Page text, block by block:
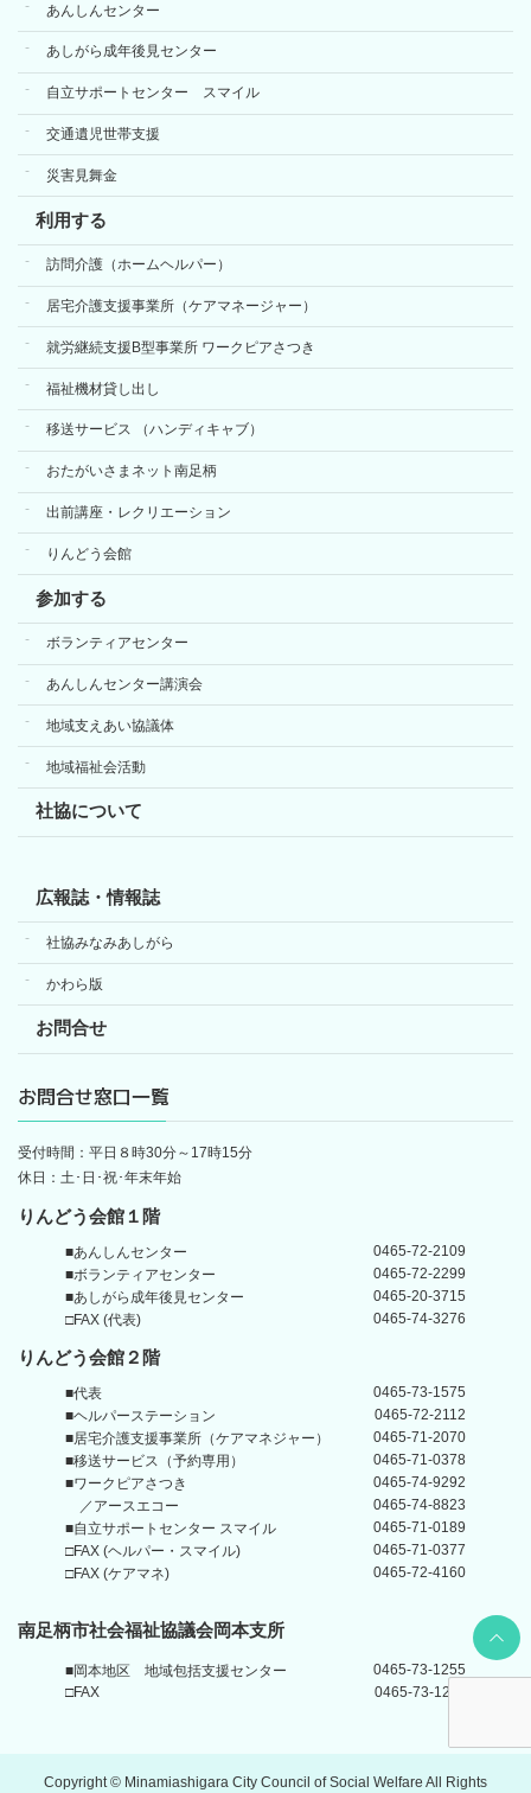
あんしんセンター
あしがら成年後見センター
自立サポートセンター スマイル
交通遺児世帯支援
災害見舞金
利用する
訪問介護（ホームヘルパー）
居宅介護支援事業所（ケアマネージャー）
就労継続支援B型事業所 ワークピアさつき
福祉機材貸し出し
移送サービス （ハンディキャブ）
おたがいさまネット南足柄
出前講座・レクリエーション
りんどう会館
参加する
ボランティアセンター
あんしんセンター講演会
地域支えあい協議体
地域福祉会活動
社協について
広報誌・情報誌
社協みなみあしがら
かわら版
お問合せ
お問合せ窓口一覧
受付時間：平日８時30分～17時15分
休日：土･日･祝･年末年始
りんどう会館１階
■あんしんセンター
0465-72-2109
■ボランティアセンター
0465-72-2299
■あしがら成年後見センター
0465-20-3715
□FAX (代表)
0465-74-3276
りんどう会館 ２階
■代表
0465-73-1575
■ヘルパーステーション
0465-72-2112
■居宅介護支援事業所 （ケアマネジャー）
0465-71-2070
■移送サービス（予約専用）
0465-71-0378
■ワークピアさつき
0465-74-9292
／アースエコー
0465-74-8823
■自立サポートセンター スマイル
0465-71-0189
□FAX (ヘルパー・スマイル)
0465-71-0377
□FAX (ケアマネ)
0465-72-4160
南足柄市社会福祉協議会岡本支所
■岡本地区 地域包括支援センター
0465-73-1255
□FAX
0465-73-1211
Copyright © Minamiashigara City Council of Social Welfare All Rights
Back